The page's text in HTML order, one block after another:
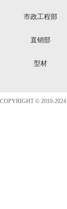
市政工程部
直销部
型材
COPYRIGHT © 2010-2024